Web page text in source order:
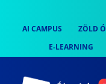
content
AI CAMPUS
ZÖLD
E-LEARNING